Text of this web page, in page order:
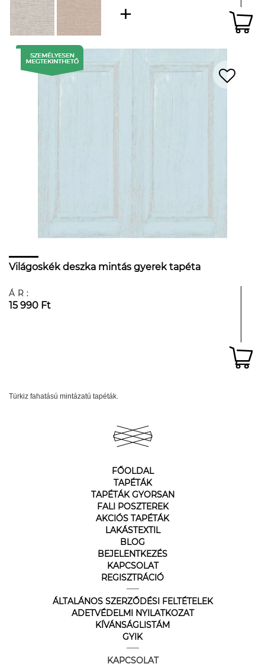
Világoskék deszka mintás gyerek tapéta
ÁR:
15 990 Ft
Türkiz fahatású mintázatú tapéták.
FŐOLDAL
TAPÉTÁK
TAPÉTÁK GYORSAN
FALI POSZTEREK
AKCIÓS TAPÉTÁK
LAKÁSTEXTIL
BLOG
BEJELENTKEZÉS
KAPCSOLAT
REGISZTRÁCIÓ
ÁLTALÁNOS SZERZŐDÉSI FELTÉTELEK
ADETVÉDELMI NYILATKOZAT
KÍVÁNSÁGLISTÁM
GYIK
KAPCSOLAT